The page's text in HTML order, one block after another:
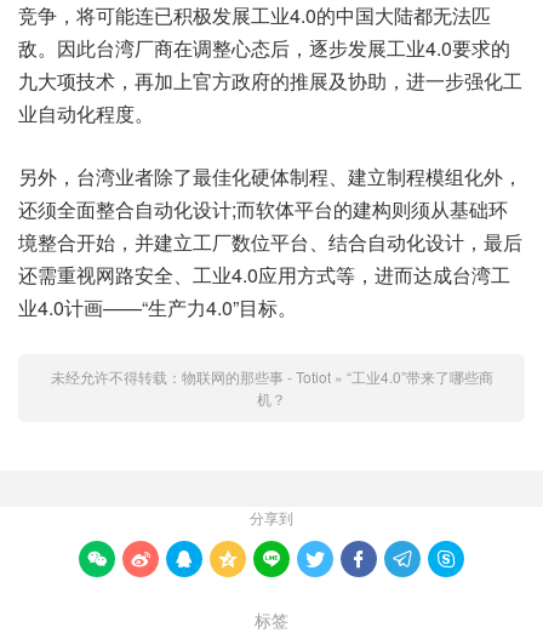
竞争，将可能连已积极发展工业4.0的中国大陆都无法匹
敌。因此台湾厂商在调整心态后，逐步发展工业4.0要求的
九大项技术，再加上官方政府的推展及协助，进一步强化工
业自动化程度。
另外，台湾业者除了最佳化硬体制程、建立制程模组化外，
还须全面整合自动化设计;而软体平台的建构则须从基础环
境整合开始，并建立工厂数位平台、结合自动化设计，最后
还需重视网路安全、工业4.0应用方式等，进而达成台湾工
业4.0计画——“生产力4.0”目标。
未经允许不得转载： 物联网的那些事 - Totiot» “工业4.0”带来了哪些商
机？
分享到
        
标签